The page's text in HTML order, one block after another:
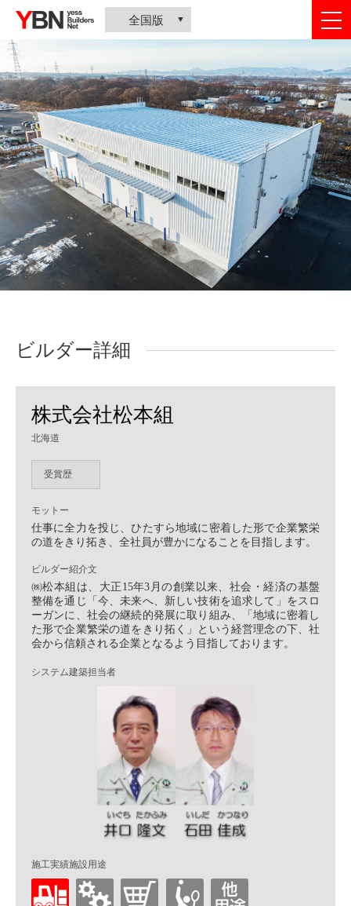
全国版
ビルダー詳細
株式会社松本組
北海道
受賞歴
モットー
仕事に全力を投じ、ひたすら地域に密着した形で企業繁栄
の道をきり拓き、全社員が豊かになることを目指します。
ビルダー紹介文
㈱松本組は、大正15年3月の創業以来、社会・経済の基盤
整備を通じ「今、未来へ、新しい技術を追求して」をスロ
ーガンに、社会の継続的発展に取り組み、「地域に密着し
た形で企業繁栄の道をきり拓く」という経営理念の下、社
会から信頼される企業となるよう目指しております。
システム建築担当者
施工実績施設用途